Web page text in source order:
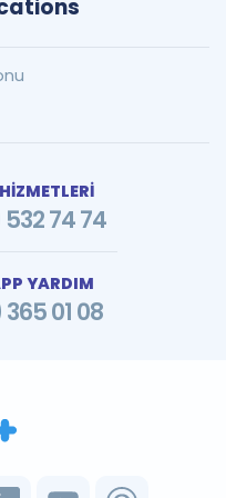
74 74
YARDIM
01 08